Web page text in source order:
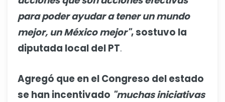
para poder ayudar a tener un mundo
mejor, un México mejor", sostuvo la
diputada local del PT.
Agregó que en el Congreso del estado
se han incentivado "muchas iniciativas